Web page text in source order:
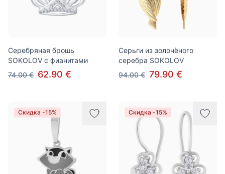
Серебряная брошь
SOKOLOV с фианитами
74.00 € 62.90 €
Серьги из золочёного
серебра SOKOLOV
94.00 € 79.90 €
Скидка -15% Скидка -15%